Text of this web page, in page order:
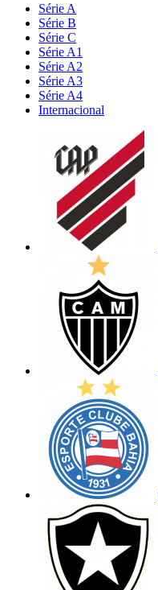
Série A
Série B
Série C
Série A1
Série A2
Série A3
Série A4
Internacional